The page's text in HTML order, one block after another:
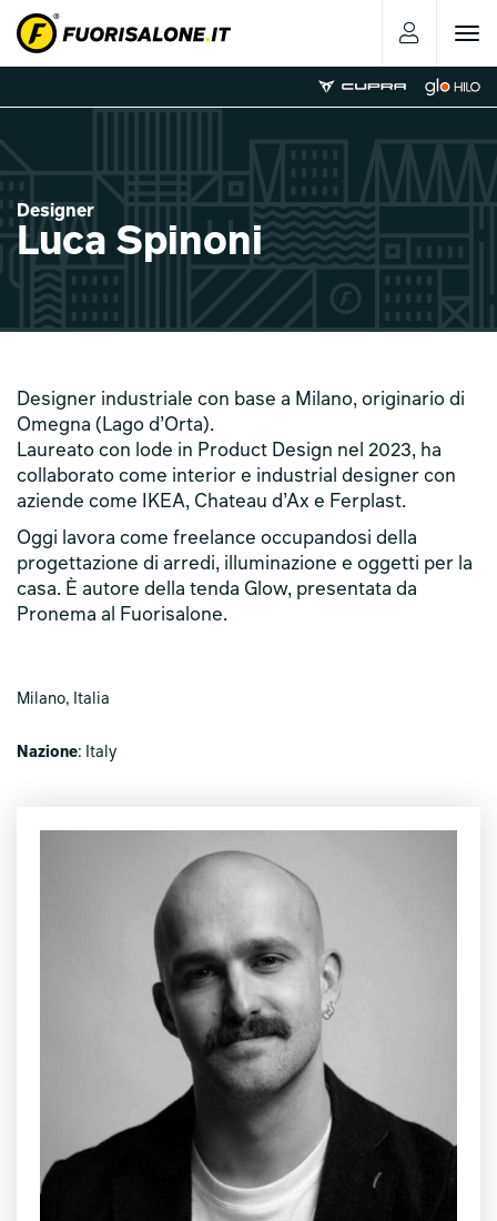
Toggle
Designer
Luca Spinoni
Designer industriale con base a Milano, originario di
Omegna (Lago d’Orta).
Laureato con lode in Product Design nel 2023, ha
collaborato come interior e industrial designer con
aziende come IKEA, Chateau d’Ax e Ferplast.
Oggi lavora come freelance occupandosi della
progettazione di arredi, illuminazione e oggetti per la
casa. È autore della tenda Glow, presentata da
Pronema al Fuorisalone.
Milano, Italia
Nazione: Italy